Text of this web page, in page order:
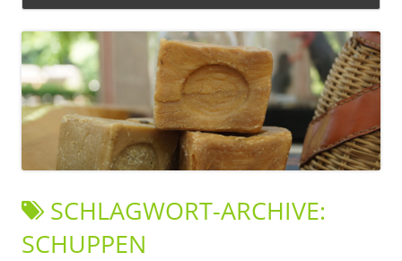
Zum
Inhalt
springen
SCHLAGWORT-ARCHIVE:
SCHUPPEN